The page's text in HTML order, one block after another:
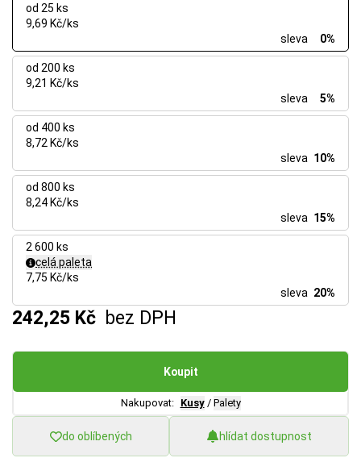
od 25 ks
9,69 Kč/ks
sleva
0%
od 200 ks
9,21 Kč/ks
sleva
5%
od 400 ks
8,72 Kč/ks
sleva 10%
od 800 ks
8,24 Kč/ks
sleva 15%
2 600 ks
celá paleta
7,75 Kč/ks
sleva 20%
242,25 Kč bez DPH
Koupit
Nakupovat: Kusy / Palety
do oblíbených hlídat dostupnost